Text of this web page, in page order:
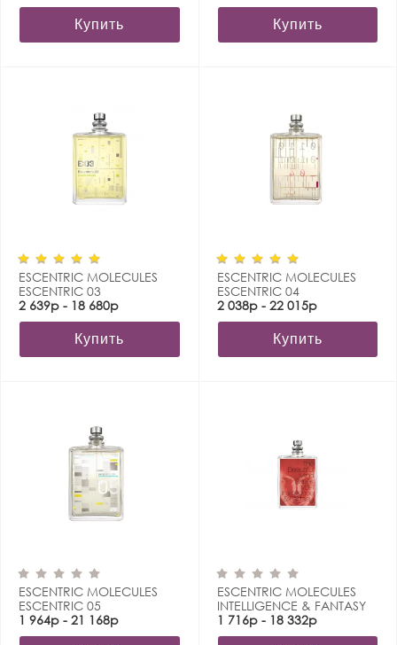
Купить Купить
ESCENTRIC MOLECULES
ESCENTRIC 03
2 639р - 18 680р
Купить
ESCENTRIC MOLECULES
ESCENTRIC 04
2 038р - 22 015р
Купить
ESCENTRIC MOLECULES
ESCENTRIC 05
1 964р - 21 168р
ESCENTRIC MOLECULES
INTELLIGENCE & FANTASY
THE BEAUTIFUL MIND SERIES
1 716р - 18 332р